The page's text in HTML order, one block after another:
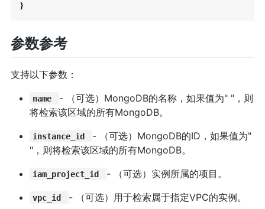
}
参数参考
支持以下参数：
name
- （可选）MongoDB的名称，如果值为" "，则
将检索该区域的所有MongoDB。
instance_id
- （可选）MongoDB的ID，如果值为"
"，则将检索该区域的所有MongoDB。
iam_project_id - （可选）实例所属的项目。
vpc_id - （可选）用于检索属于指定VPC的实例。